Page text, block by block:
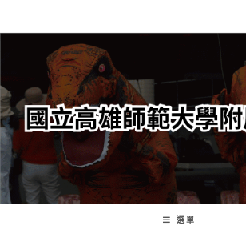
轉
要
內
容
選單